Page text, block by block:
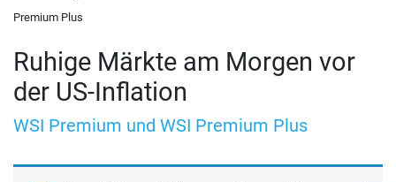
Ruhige Märkte am Morgen vor
der US-Inflation
WSI Premium und WSI Premium Plus
Premium Plus